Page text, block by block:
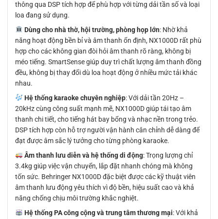
thông qua DSP tích hợp để phù hợp với từng dải tần số và loại
loa đang sử dụng.
Dùng cho nhà thờ, hội trường, phòng họp lớn: Nhờ khả
năng hoạt động bền bỉ và âm thanh ổn định, NX1000D rất phù
hợp cho các không gian đòi hỏi âm thanh rõ ràng, không bị
méo tiếng. SmartSense giúp duy trì chất lượng âm thanh đồng
đều, không bị thay đổi dù loa hoạt động ở nhiều mức tải khác
nhau.
Hệ thống karaoke chuyên nghiệp: Với dải tần 20Hz –
20kHz cùng công suất mạnh mẽ, NX1000D giúp tái tạo âm
thanh chi tiết, cho tiếng hát bay bổng và nhạc nền trong trẻo.
DSP tích hợp còn hỗ trợ người vận hành cân chỉnh dễ dàng để
đạt được âm sắc lý tưởng cho từng phòng karaoke.
Âm thanh lưu diễn và hệ thống di động: Trọng lượng chỉ
3.4kg giúp việc vận chuyển, lắp đặt nhanh chóng mà không
tốn sức. Behringer NX1000D đặc biệt được các kỹ thuật viên
âm thanh lưu động yêu thích vì độ bền, hiệu suất cao và khả
năng chống chịu môi trường khắc nghiệt.
Hệ thống PA công cộng và trung tâm thương mại: Với khả